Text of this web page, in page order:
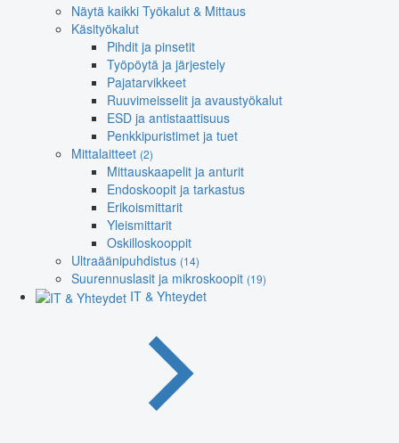
Näytä kaikki Työkalut & Mittaus
Käsityökalut
Pihdit ja pinsetit
Työpöytä ja järjestely
Pajatarvikkeet
Ruuvimeisselit ja avaustyökalut
ESD ja antistaattisuus
Penkkipuristimet ja tuet
Mittalaitteet (2)
Mittauskaapelit ja anturit
Endoskoopit ja tarkastus
Erikoismittarit
Yleismittarit
Oskilloskooppit
Ultraäänipuhdistus (14)
Suurennuslasit ja mikroskoopit (19)
IT & Yhteydet